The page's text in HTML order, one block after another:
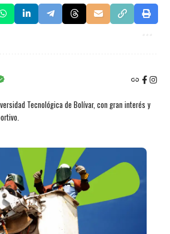
Tecnológica de Bolívar, con gran interés y